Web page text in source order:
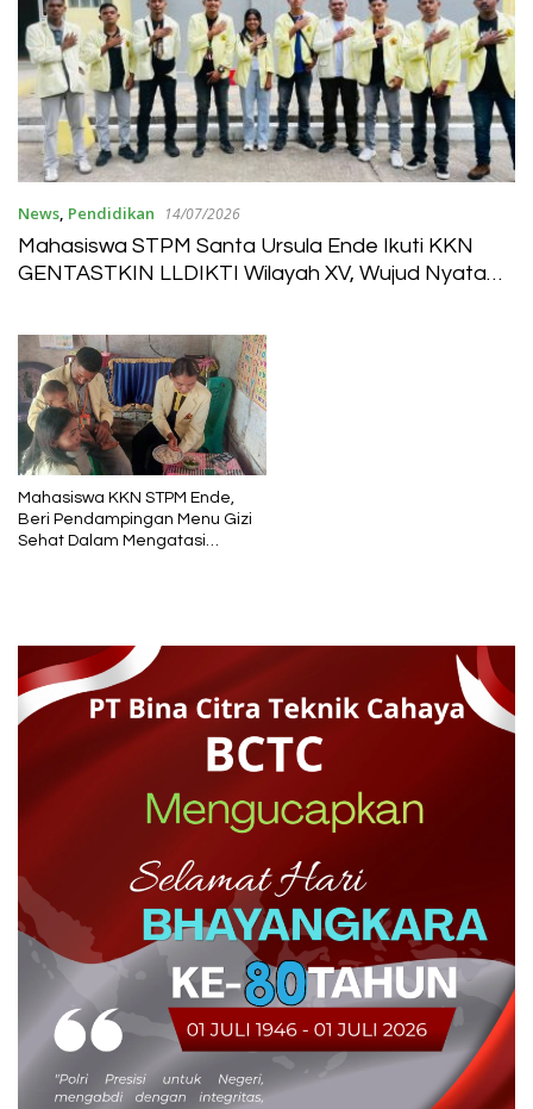
News, Pendidikan 14/07/2026
Mahasiswa STPM Santa Ursula Ende Ikuti KKN
GENTASTKIN LLDIKTI Wilayah XV, Wujud Nyata
Mahasiswa KKN STPM Ende,
Beri Pendampingan Menu Gizi
Sehat Dalam Mengatasi